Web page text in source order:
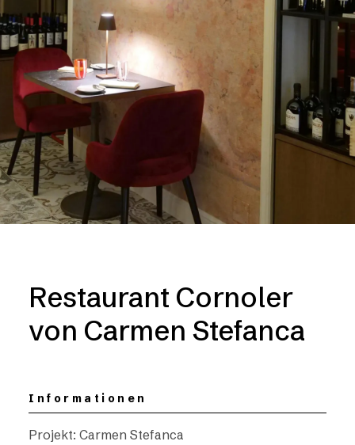
Restaurant Cornoler
von Carmen Stefanca
Informationen
Projekt: Carmen Stefanca